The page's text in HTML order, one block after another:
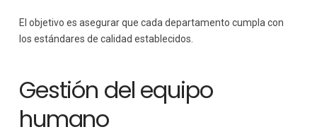
El objetivo es asegurar que cada departamento cumpla con
los estándares de calidad establecidos.
Gestión del equipo
humano